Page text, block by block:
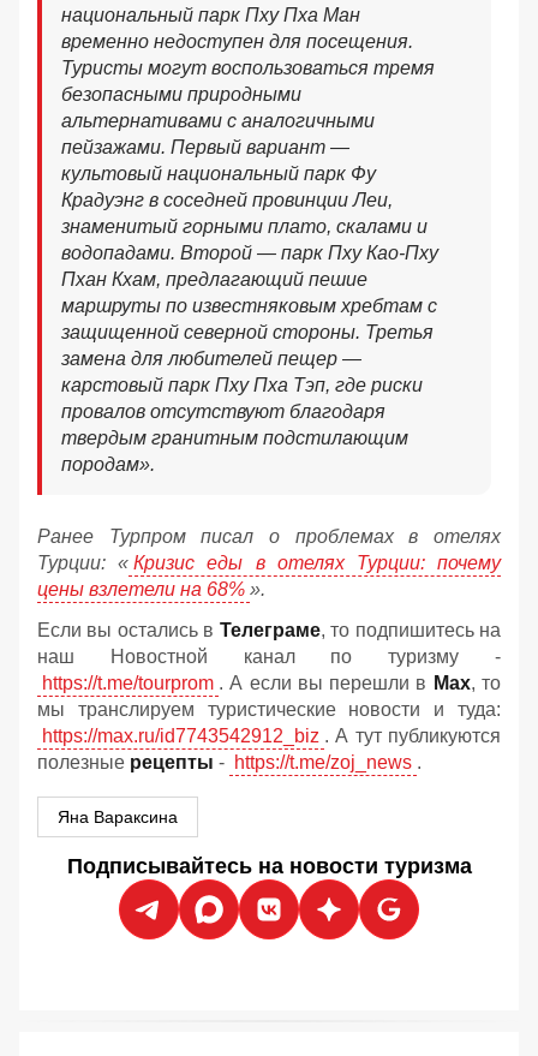
национальный парк Пху Пха Ман
временно недоступен для посещения.
Туристы могут воспользоваться тремя
безопасными природными
альтернативами с аналогичными
пейзажами. Первый вариант —
культовый национальный парк Фу
Крадуэнг в соседней провинции Леи,
знаменитый горными плато, скалами и
водопадами. Второй — парк Пху Као-Пху
Пхан Кхам, предлагающий пешие
маршруты по известняковым хребтам с
защищенной северной стороны. Третья
замена для любителей пещер —
карстовый парк Пху Пха Тэп, где риски
провалов отсутствуют благодаря
твердым гранитным подстилающим
породам».
Ранее Турпром писал о проблемах в отелях
Турции: « Кризис еды в отелях Турции: почему
цены взлетели на 68% ».
Если вы остались в Телеграме, то подпишитесь на
наш Новостной канал по туризму -
https://t.me/tourprom . А если вы перешли в Мах, то
мы транслируем туристические новости и туда:
https://max.ru/id7743542912_biz . А тут публикуются
полезные рецепты - https://t.me/zoj_news .
Яна Вараксина
Подписывайтесь на новости туризма